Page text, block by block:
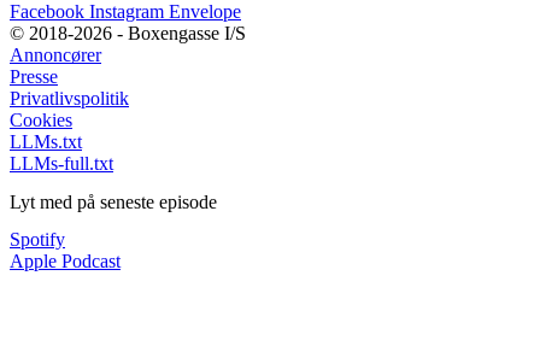
Facebook Instagram Envelope
© 2018-2026 - Boxengasse I/S
Annoncører
Presse
Privatlivspolitik
Cookies
LLMs.txt
LLMs-full.txt
Lyt med på seneste episode
Spotify
Apple Podcast